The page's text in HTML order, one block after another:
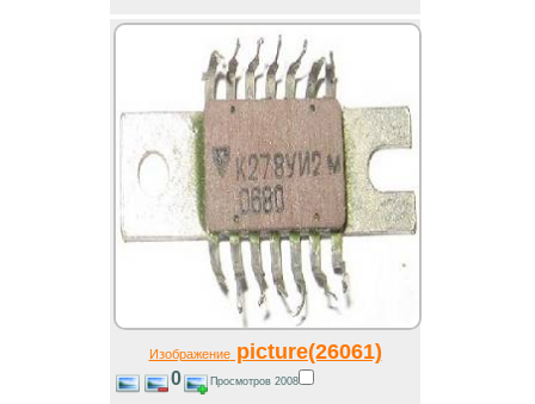
Изображениеpicture(26061)
0 Просмотров 2008